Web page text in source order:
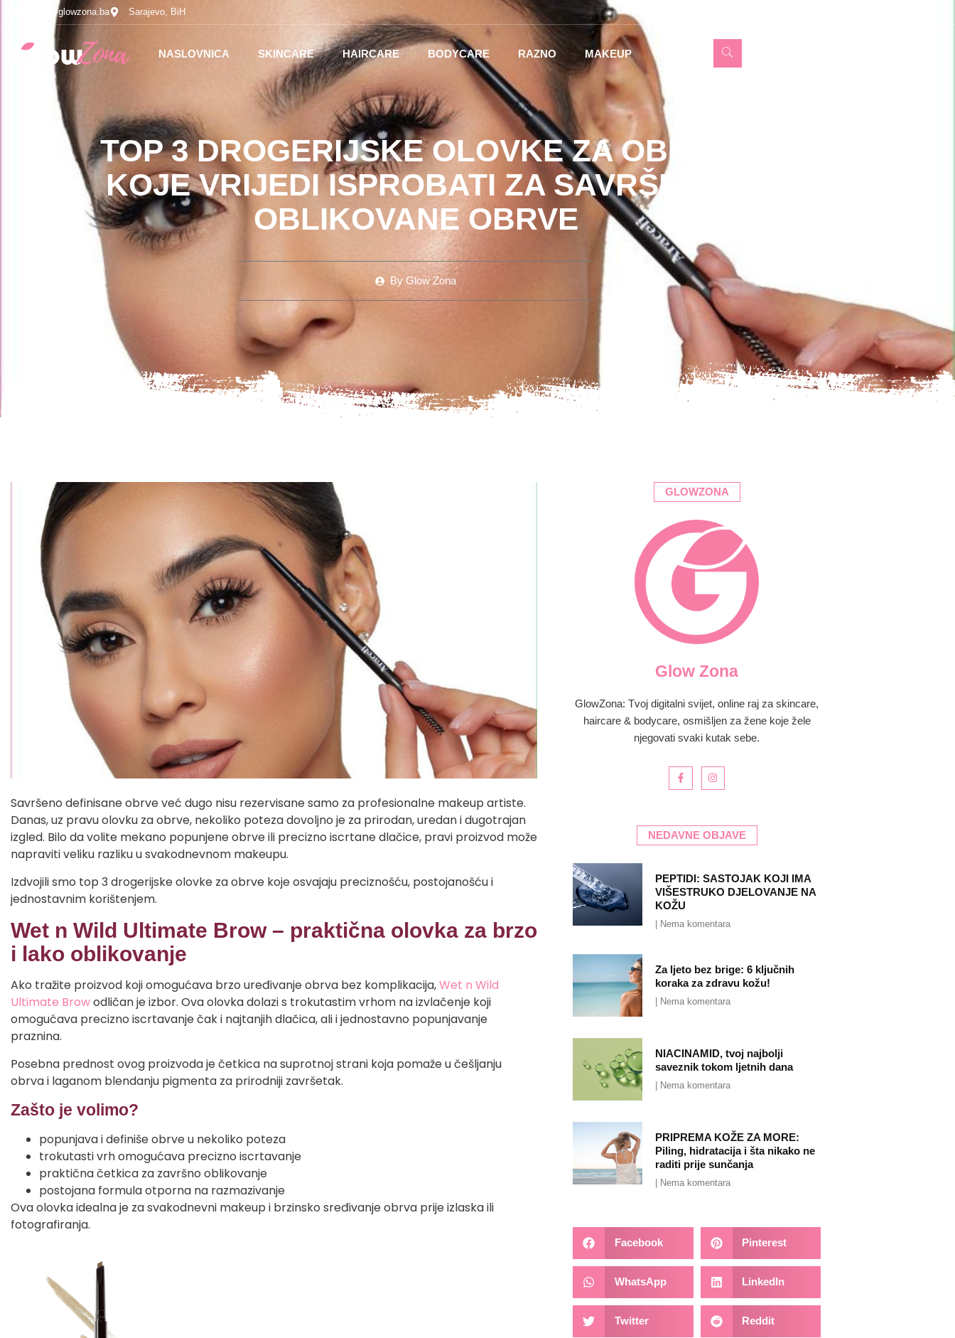
upit@glowzona.ba Sarajevo, BiH
NASLOVNICA SKINCARE HAIRCARE BODYCARE RAZNO MAKEUP
TOP 3 DROGERIJSKE OLOVKE ZA OBRVE
KOJE VRIJEDI ISPROBATI ZA SAVRŠENO
OBLIKOVANE OBRVE
By Glow Zona
Savršeno definisane obrve već dugo nisu rezervisane samo za profesionalne makeup artiste.
Danas, uz pravu olovku za obrve, nekoliko poteza dovoljno je za prirodan, uredan i dugotrajan
izgled. Bilo da volite mekano popunjene obrve ili precizno iscrtane dlačice, pravi proizvod može
napraviti veliku razliku u svakodnevnom makeupu.
Izdvojili smo top 3 drogerijske olovke za obrve koje osvajaju preciznošću, postojanošću i
jednostavnim korištenjem.
Wet n Wild Ultimate Brow – praktična olovka za brzo
i lako oblikovanje
Ako tražite proizvod koji omogućava brzo uređivanje obrva bez komplikacija,Wet n Wild
Ultimate Browodličan je izbor. Ova olovka dolazi s trokutastim vrhom na izvlačenje koji
omogućava precizno iscrtavanje čak i najtanjih dlačica, ali i jednostavno popunjavanje
praznina.
Posebna prednost ovog proizvoda je četkica na suprotnoj strani koja pomaže u češljanju
obrva i laganom blendanju pigmenta za prirodniji završetak.
Zašto je volimo?
popunjava i definiše obrve u nekoliko poteza
trokutasti vrh omogućava precizno iscrtavanje
praktična četkica za završno oblikovanje
postojana formula otporna na razmazivanje
Ova olovka idealna je za svakodnevni makeup i brzinsko sređivanje obrva prije izlaska ili
fotografiranja.
GLOWZONA
Glow Zona
GlowZona: Tvoj digitalni svijet, online raj za skincare,
haircare & bodycare, osmišljen za žene koje žele
njegovati svaki kutak sebe.
NEDAVNE OBJAVE
PEPTIDI: SASTOJAK KOJI IMA
VIŠESTRUKO DJELOVANJE NA
KOŽU
Nema komentara
Za ljeto bez brige: 6 ključnih
koraka za zdravu kožu!
Nema komentara
NIACINAMID, tvoj najbolji
saveznik tokom ljetnih dana
Nema komentara
PRIPREMA KOŽE ZA MORE:
Piling, hidratacija i šta nikako ne
raditi prije sunčanja
Nema komentara
Facebook Pinterest
WhatsApp LinkedIn
Twitter Reddit